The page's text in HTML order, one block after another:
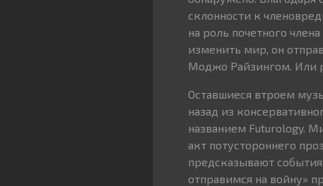
склонности к
на роль почетного
изменить мир, он
Моджо Райзингом. Или
Оставшиеся втроем
назад из
названием Futurology.
акт потустороннего
предсказывают
отправимся на войну»